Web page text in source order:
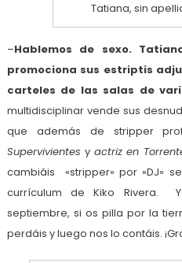
Tatiana, sin
–Hablemos de sexo.
promociona sus estriptis
carteles de las salas de
multidisciplinar vende sus
que además de stripper
Supervivientes y actriz en
cambiáis «stripper» por «DJ»
currículum de Kiko Rivera.
septiembre, si os pilla por la
perdáis y luego nos lo contáis.